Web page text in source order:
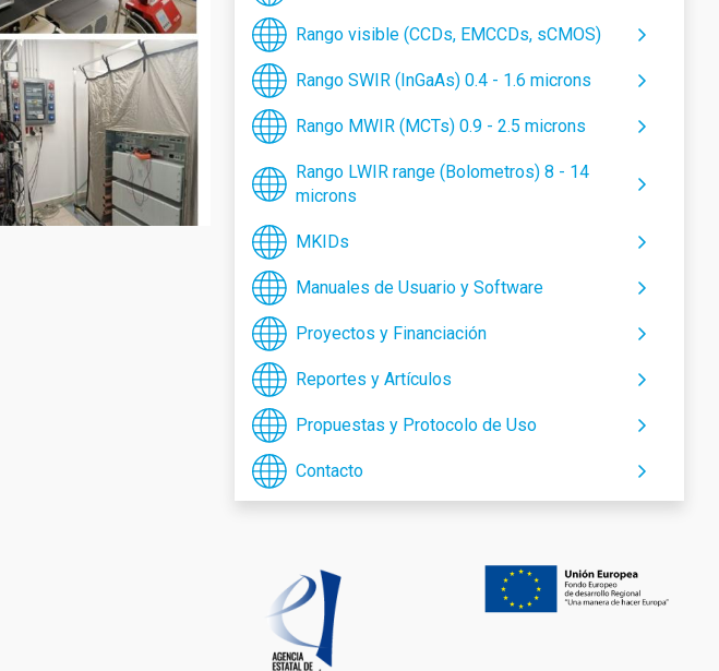
Rango visible (CCDs, EMCCDs, sCMOS)
Rango SWIR (InGaAs) 0.4 - 1.6 microns
Rango MWIR (MCTs) 0.9 - 2.5 microns
Rango LWIR range (Bolometros) 8 - 14
microns
MKIDs
Manuales de Usuario y Software
Proyectos y Financiación
Reportes y Artículos
Propuestas y Protocolo de Uso
Contacto